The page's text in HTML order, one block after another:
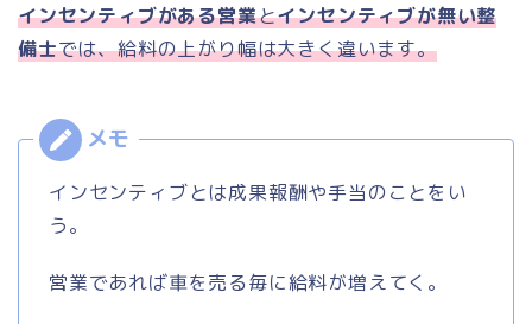
インセンティブがある営業とインセンティブが無い整
備士では、給料の上がり幅は大きく違います。
インセンティブとは成果報酬や手当のことをい
う。
営業であれば車を売る毎に給料が増えてく。